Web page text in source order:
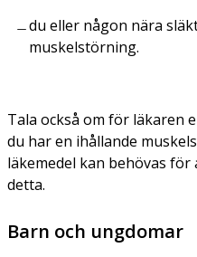
du eller någon nära
muskelstörning.
Tala också om för läkaren
du har en ihållande
läkemedel kan behövas
detta.
Barn och ungdomar